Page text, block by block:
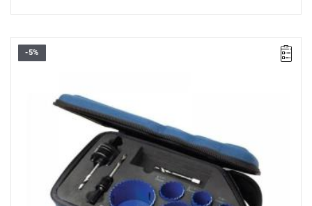
• Liczba elementów: 9
- Otwornice 600L SE: 22, 29, 35, 44, 51, 65 mm
- Trzpienie: 10504535 i 10504536
- Wiertło pilotowe
• Dostarczany w futerale
-5%